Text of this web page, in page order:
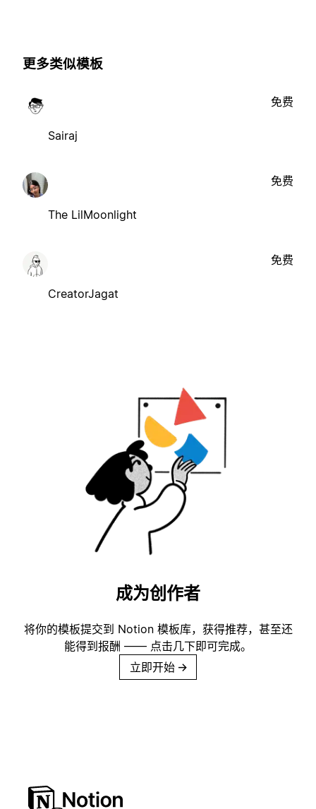
更多类似模板
Sairaj
免费
The LilMoonlight
免费
CreatorJagat
免费
成为创作者
将你的模板提交到 Notion 模板库，获得推荐，甚至还
能得到报酬 —— 点击几下即可完成。
立即开始 →